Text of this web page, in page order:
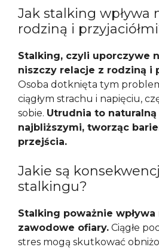
Jak stalking wpływa
rodziną i
Stalking, czyli uporczywe
niszczy relacje z rodziną i
Osoba dotknięta tym
ciągłym strachu i napięciu,
sobie. Utrudnia to
najbliższymi, tworząc
przejścia.
Jakie są
stalkingu?
Stalking poważnie wpływa
zawodowe ofiary. Ciągłe
stres mogą skutkować